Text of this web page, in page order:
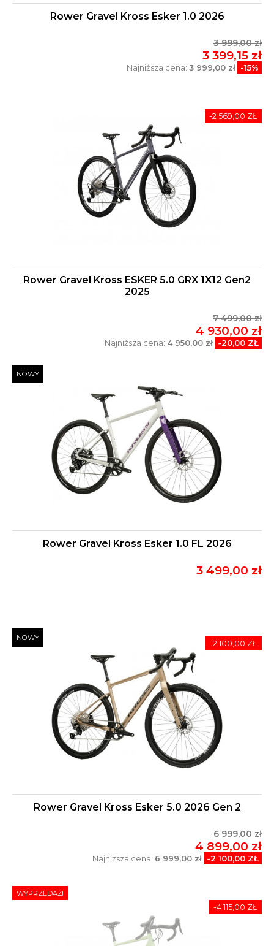
Rower Gravel Kross Esker 1.0 2026
3 999,00 zł
3 399,15 zł
Najniższa cena: 3 999,00 zł -15%
Rower Gravel Kross ESKER 5.0 GRX 1X12 Gen2
2025
7 499,00 zł
4 930,00 zł
Najniższa cena: 4 950,00 zł -20,00 ZŁ
-2 569,00 ZŁ
Rower Gravel Kross Esker 1.0 FL 2026
3 499,00 zł
NOWY
Rower Gravel Kross Esker 5.0 2026 Gen 2
6 999,00 zł
4 899,00 zł
Najniższa cena: 6 999,00 zł -2 100,00 ZŁ
NOWY
-2 100,00 ZŁ
WYPRZEDAŻ!
-4 115,00 ZŁ